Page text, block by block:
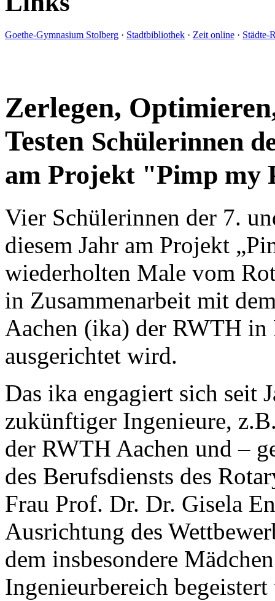
Goethe-Gymnasium Stolberg · Stadtbibliothek · Zeit online · Städte-
Zerlegen,
Testen Schülerinnen
am Projekt "Pimp my
Vier Schülerinnen der 7.
diesem Jahr am Projekt
wiederholten Male vom
in Zusammenarbeit mit
Aachen (ika) der RWTH in
ausgerichtet wird.
Das ika engagiert sich seit
zukünftiger Ingenieure,
der RWTH Aachen und –
des Berufsdiensts des
Frau Prof. Dr. Dr. Gisela
Ausrichtung des
dem insbesondere
Ingenieurbereich